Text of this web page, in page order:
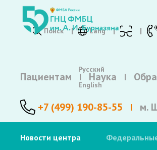
Поиск Lang
Русский
English
Пациентам Наука
+7 (499) 190-85-55 м.
Новости центра